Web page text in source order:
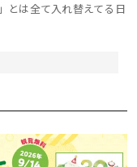
とは全て入れ替えてる日